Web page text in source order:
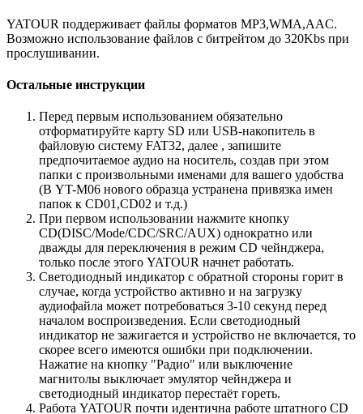
YATOUR поддерживает файлы форматов MP3,WMA,AAC.
Возможно использование файлов с битрейтом до 320Kbs при
прослушивании.
Остальные инструкции
Перед первым использованием обязательно
отформатируйте карту SD или USB-накопитель в
файловую систему FAT32, далее , запишите
предпочитаемое аудио на носитель, создав при этом
папки с произвольными именами для вашего удобства
(В YT-M06 нового образца устранена привязка имен
папок к CD01,CD02 и т.д.)
При первом использовании нажмите кнопку
CD(DISC/Mode/CDC/SRC/AUX) однократно или
дважды для переключения в режим CD чейнджера,
только после этого YATOUR начнет работать.
Светодиодный индикатор с обратной стороны горит в
случае, когда устройство активно и на загрузку
аудиофайла может потребоваться 3-10 секунд перед
началом воспроизведения. Если светодиодный
индикатор не зажигается и устройство не включается, то
скорее всего имеются ошибки при подключении.
Нажатие на кнопку "Радио" или выключение
магнитолы выключает эмулятор чейнджера и
светодиодный индикатор перестаёт гореть.
Работа YATOUR почти идентична работе штатного CD